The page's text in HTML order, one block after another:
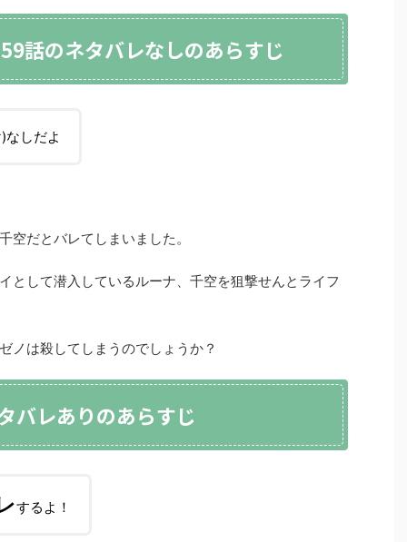
話のネタバレなしのあらすじ
なしだよ
空だとバレてしまいました。
として潜入しているルーナ、千空を狙撃せんとライフ
ノは殺してしまうのでしょうか？
バレありのあらすじ
するよ！